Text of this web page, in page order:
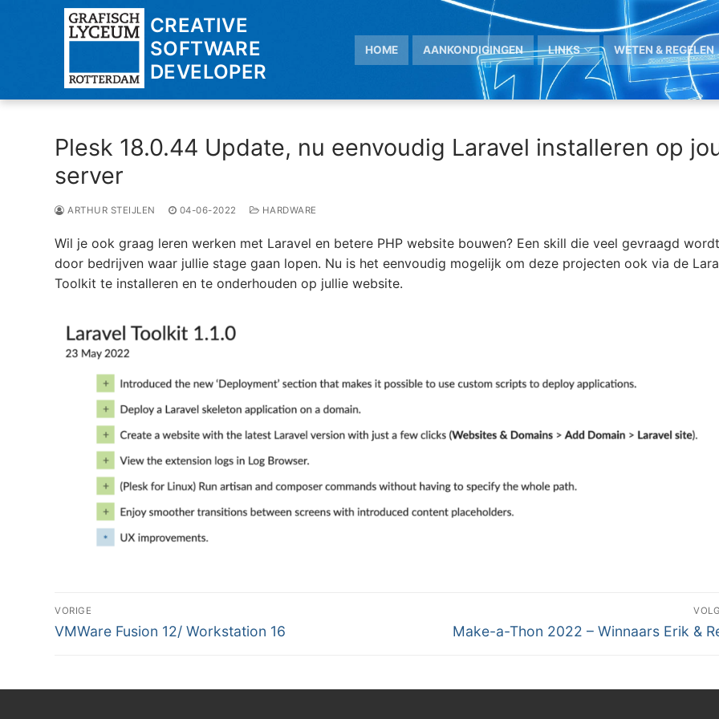
CREATIVE
SOFTWARE
DEVELOPER
HOME AANKONDIGINGEN LINKS WETEN & REGELEN
Plesk 18.0.44 Update, nu eenvoudig Laravel installeren op
server
ARTHUR STEIJLEN 04-06-2022 HARDWARE
Wil je ook graag leren werken met Laravel en betere PHP website bouwen? Een skill die veel gevraagd wordt
door bedrijven waar jullie stage gaan lopen. Nu is het eenvoudig mogelijk om deze projecten ook via de
Toolkit te installeren en te onderhouden op jullie website.
Bericht
navigatie
VORIGE
Vorig
VMWare Fusion 12/ Workstation 16
Volgend
Make-a-Thon 2022 – Winnaars Erik &